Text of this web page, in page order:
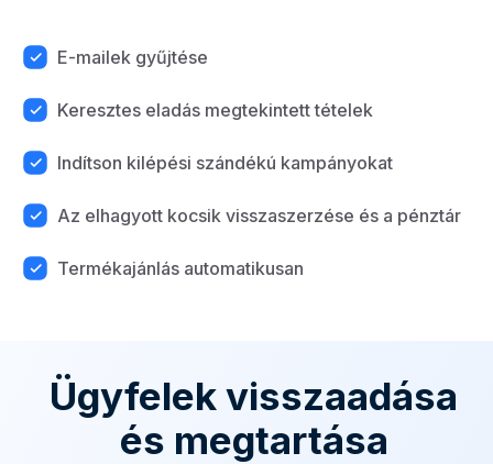
E-mailek gyűjtése
Keresztes eladás megtekintett tételek
Indítson kilépési szándékú kampányokat
Az elhagyott kocsik visszaszerzése és a pénztár
Termékajánlás automatikusan
Ügyfelek visszaadása
és megtartása